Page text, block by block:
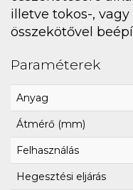
illetve tokos-,
összekötővel
Paraméterek
Anyag
Átmérő (mm)
Felhasználás
Hegesztési eljárás